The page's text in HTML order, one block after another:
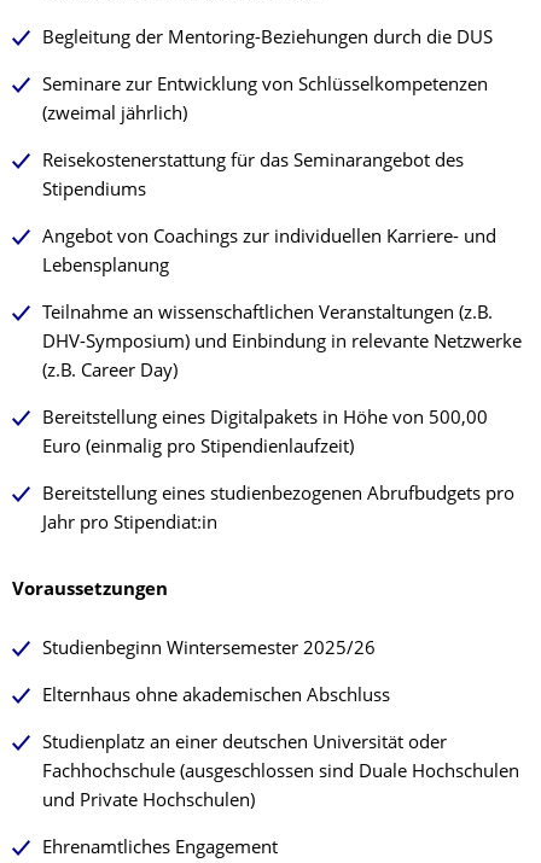
Begleitung der Mentoring-Beziehungen durch die DUS
Seminare zur Entwicklung von Schlüsselkompetenzen
(zweimal jährlich)
Reisekostenerstattung für das Seminarangebot des
Stipendiums
Angebot von Coachings zur individuellen Karriere- und
Lebensplanung
Teilnahme an wissenschaftlichen Veranstaltungen (z.B.
DHV-Symposium) und Einbindung in relevante Netzwerke
(z.B. Career Day)
Bereitstellung eines Digitalpakets in Höhe von 500,00
Euro (einmalig pro Stipendienlaufzeit)
Bereitstellung eines studienbezogenen Abrufbudgets pro
Jahr pro Stipendiat:in
Voraussetzungen
Studienbeginn Wintersemester 2025/26
Elternhaus ohne akademischen Abschluss
Studienplatz an einer deutschen Universität oder
Fachhochschule (ausgeschlossen sind Duale Hochschulen
und Private Hochschulen)
Ehrenamtliches Engagement